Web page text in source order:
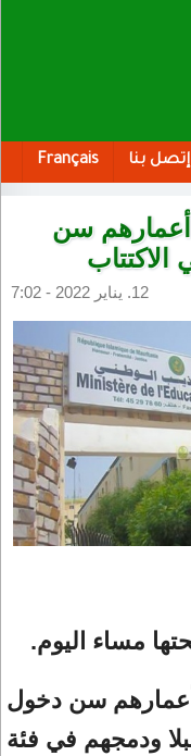
إتصل بنا Français
أعمارهم سن
12. يناير 2022 - 7:02
مساء اليوم.
سن دخول
ودمجهم في فئة